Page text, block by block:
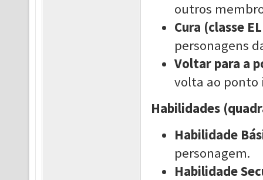
outros
Cura (classe
personagens
Voltar para a
volta ao ponto
Habilidades
Habilidade
personagem.
Habilidade